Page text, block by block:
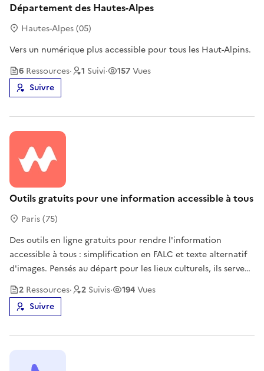
Département des Hautes-Alpes
Vers un numérique plus accessible pour tous les Haut-Alpins.
Hautes-Alpes (05)
6 Ressources· 1 Suivi· 157Vues
Suivre
Outils gratuits pour une information accessible à tous
Des outils en ligne gratuits pour rendre l'information
accessible à tous : simplification en FALC et texte alternatif
d'images. Pensés au départ pour les lieux culturels, ils servent
aussi aux collectivités, aux associations et à toute équipe de
communication. Sans inscription, traitement en Europe,
Paris (75)
2 Ressources· 2 Suivis· 194Vues
Suivre